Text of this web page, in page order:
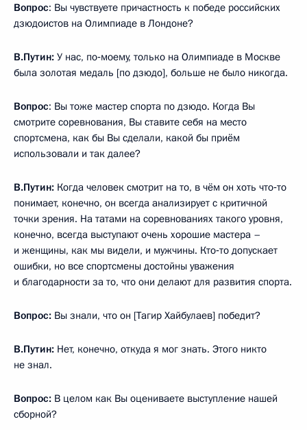
Вопрос: Вы чувствуете причастность к победе российских
дзюдоистов на Олимпиаде в Лондоне?
В.Путин: У нас, по‑моему, только на Олимпиаде в Москве
была золотая медаль [по дзюдо], больше не было никогда.
Вопрос: Вы тоже мастер спорта по дзюдо. Когда Вы
смотрите соревнования, Вы ставите себя на место
спортсмена, как бы Вы сделали, какой бы приём
использовали и так далее?
В.Путин: Когда человек смотрит на то, в чём он хоть что‑то
понимает, конечно, он всегда анализирует с критичной
точки зрения. На татами на соревнованиях такого уровня,
конечно, всегда выступают очень хорошие мастера –
и женщины, как мы видели, и мужчины. Кто‑то допускает
ошибки, но все спортсмены достойны уважения
и благодарности за то, что они делают для развития спорта.
Вопрос: Вы знали, что он [Тагир Хайбулаев] победит?
В.Путин: Нет, конечно, откуда я мог знать. Этого никто
не знал.
Вопрос: В целом как Вы оцениваете выступление нашей
сборной?